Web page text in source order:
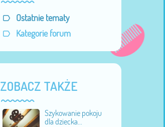
Ostatnie tematy
Kategorie forum
ZOBACZ TAKŻE
Szykowanie pokoju
dla dziecka...